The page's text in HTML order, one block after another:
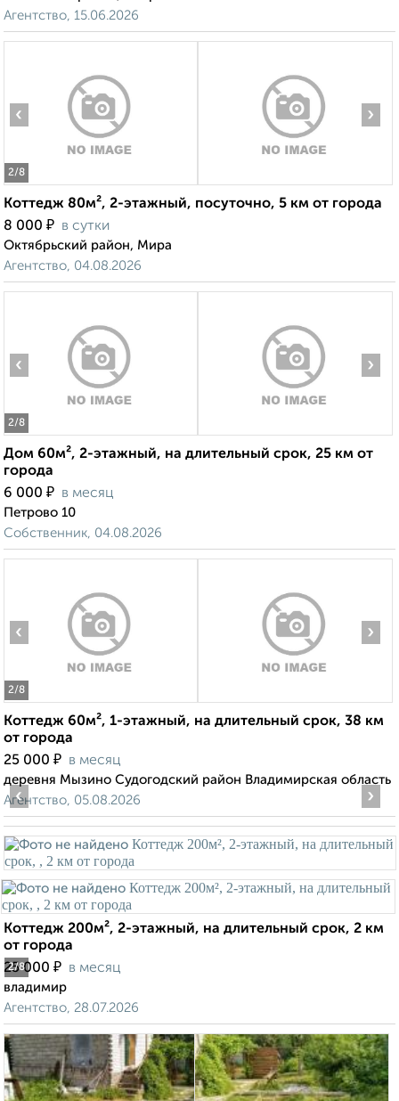
Агентство, 15.06.2026
2/8
‹ ›
Коттедж 80м², 2-этажный, посуточно, 5 км от города
8 000 ₽ в сутки
Октябрьский район, Мира
Агентство, 04.08.2026
2/8
‹ ›
Дом 60м², 2-этажный, на длительный срок, 25 км от
города
6 000 ₽ в месяц
Петрово 10
Собственник, 04.08.2026
2/8
‹ ›
Коттедж 60м², 1-этажный, на длительный срок, 38 км
от города
25 000 ₽ в месяц
деревня Мызино Судогодский район Владимирская область
Агентство, 05.08.2026
2/8
‹ ›
Коттедж 200м², 2-этажный, на длительный срок, 2 км
от города
25 000 ₽ в месяц
владимир
Агентство, 28.07.2026